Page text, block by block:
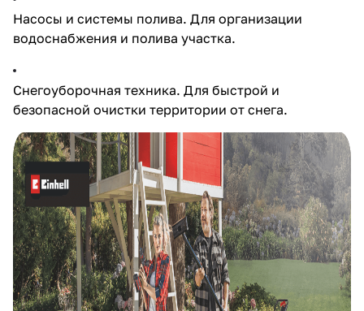
Насосы и системы полива. Для организации
водоснабжения и полива участка.
Снегоуборочная техника. Для быстрой и
безопасной очистки территории от снега.